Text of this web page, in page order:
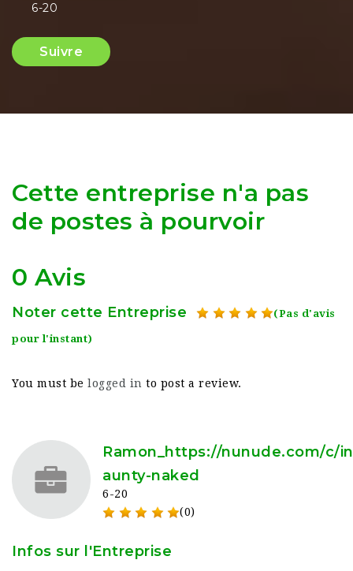
6-20
Suivre
Cette entreprise n'a pas
de postes à pourvoir
0 Avis
Noter cette Entreprise (Pas d'avis
pour l'instant)
You must be logged in to post a review.
Ramon_https://nunude.com/c/
aunty-naked
6-20
(0)
Infos sur l'Entreprise